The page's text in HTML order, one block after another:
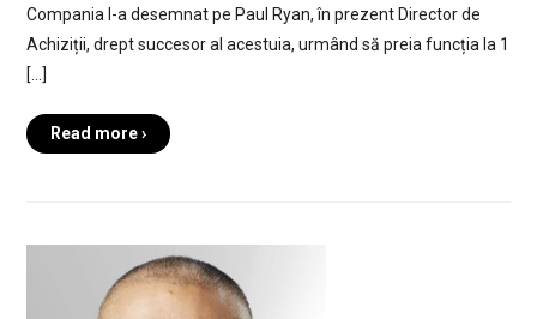
Compania l-a desemnat pe Paul Ryan, în prezent Director de
Achiziții, drept succesor al acestuia, urmând să preia funcția la 1
[…]
Read more ›